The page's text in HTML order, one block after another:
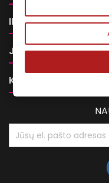
INFORMACIJA
JŪSŲ PASKYRA
KONTAKTAI